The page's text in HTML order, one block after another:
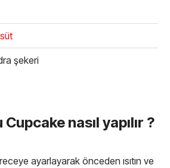
süt
şekeri
nasıl yapılır ?
ayarlayarak önceden ısıtın ve